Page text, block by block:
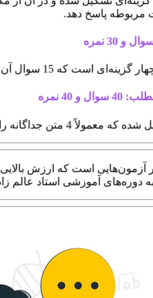
مربوطه پاسخ دهد.
40 نمره
آزمون‌هایی است که ارزش
دوره‌های آموزشی استاد عالم